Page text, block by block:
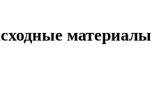
материалы